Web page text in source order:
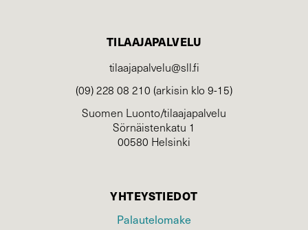
TILAAJAPALVELU
tilaajapalvelu@sll.fi
(09) 228 08 210 (arkisin klo 9-15)
Suomen Luonto/tilaajapalvelu
Sörnäistenkatu 1
00580 Helsinki
YHTEYSTIEDOT
Palautelomake